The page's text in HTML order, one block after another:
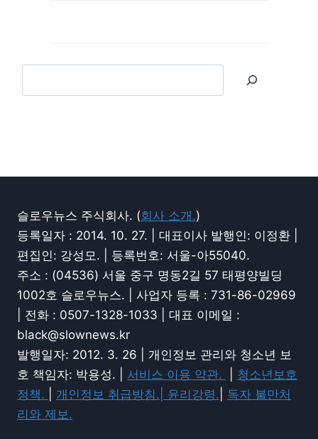
슬로우뉴스 주식회사. (회사 소개.)
등록일자 : 2014. 10. 27. | 대표이사 발행인: 이정환 |
편집인: 강성모. | 등록번호: 서울-아55040.
주소 : (04536) 서울 중구 명동2길 57 태평양빌딩
1002호 슬로우뉴스. | 사업자 등록 : 731-86-02969
| 전화 : 0507-1328-1033 | 대표 이메일 :
black@slownews.kr
발행일자: 2012. 3. 26 | 개인정보 관리와 청소년 보
호 책임자: 박용성. | 서비스 이용 약관.
청소년보호
정책.
개인정보 취급방침.| 윤리강령.
독자 불만처
리와 제보.